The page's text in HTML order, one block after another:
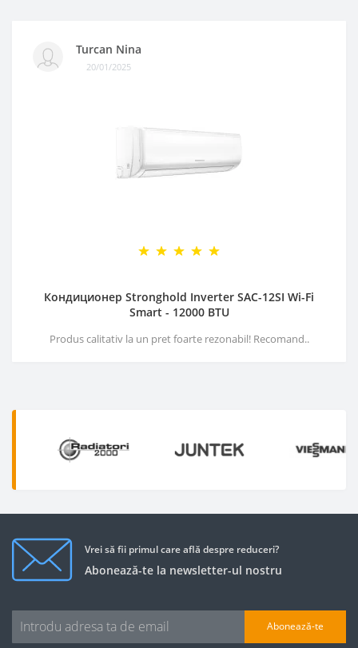
Turcan Nina
20/01/2025
Кондиционер Stronghold Inverter SAC-12SI Wi-Fi
Smart - 12000 BTU
Produs calitativ la un pret foarte rezonabil! Recomand..
Vrei să fii primul care află despre reduceri?
Abonează-te la newsletter-ul nostru
Abonează-te